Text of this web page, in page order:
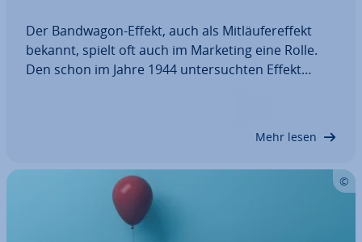
Der Bandwagon-Effekt, auch als Mit­läu­fer­ef­fekt
bekannt, spielt oft auch im Marketing eine Rolle.
Den schon im Jahre 1944 un­ter­such­ten Effekt
Mehr lesen